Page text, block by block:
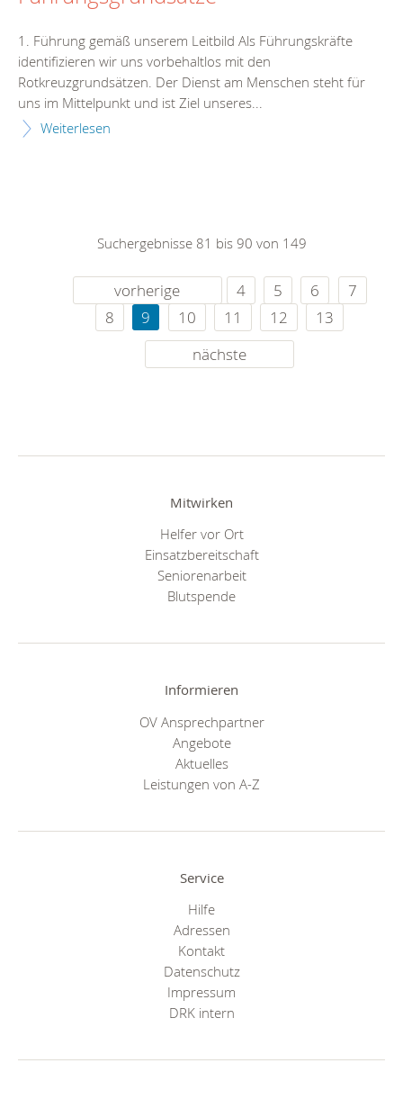
1. Führung gemäß unserem Leitbild Als Führungskräfte
identifizieren wir uns vorbehaltlos mit den
Rotkreuzgrundsätzen. Der Dienst am Menschen steht für
uns im Mittelpunkt und ist Ziel unseres...
Weiterlesen
Suchergebnisse 81 bis 90 von 149
vorherige 4 5 6
7
8
9 10 11 12
13
nächste
Mitwirken
Helfer vor Ort
Einsatzbereitschaft
Seniorenarbeit
Blutspende
Informieren
OV Ansprechpartner
Angebote
Aktuelles
Leistungen von A-Z
Service
Hilfe
Adressen
Kontakt
Datenschutz
Impressum
DRK intern